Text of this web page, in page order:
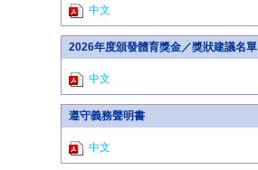
中文
2026年度頒發體育獎金／獎狀建議名單
中文
遵守義務聲明書
中文